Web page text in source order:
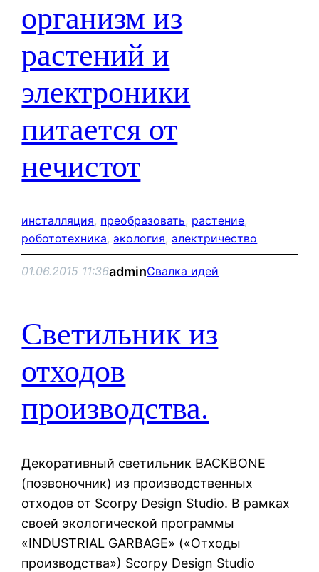
организм из
растений и
электроники
питается от
нечистот
инсталляция, преобразовать, растение
робототехника, экология, электричество
01.06.2015 11:36adminСвалка идей
Светильник из
отходов
производства.
Декоративный светильник BACKBONE
(позвоночник) из производственных
отходов от Scorpy Design Studio. В рамках
своей экологической программы
«INDUSTRIAL GARBAGE» («Отходы
производства») Scorpy Design Studio